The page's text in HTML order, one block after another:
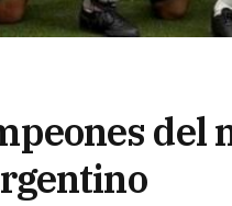
del